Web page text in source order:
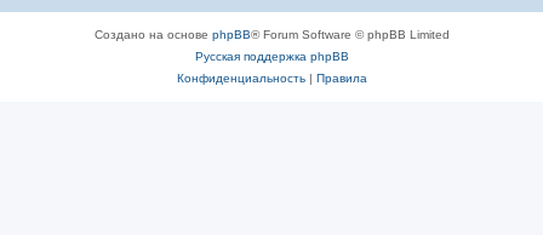
Создано на основе phpBB® Forum Software © phpBB Limited
Русская поддержка phpBB
Конфиденциальность| Правила